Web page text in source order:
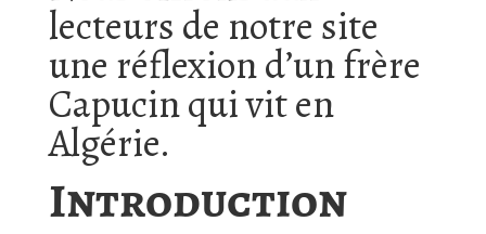
lecteurs de notre site
une réflexion d’un frère
Capucin qui vit en
Algérie.
Introduction